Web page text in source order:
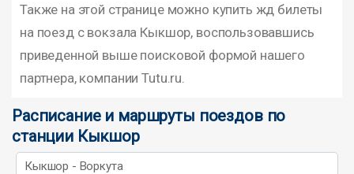
Также на этой странице можно купить жд билеты
на поезд с вокзала Кыкшор, воспользовавшись
приведенной выше поисковой формой нашего
партнера, компании Tutu.ru.
Расписание и маршруты поездов по
станции Кыкшор
Кыкшор - Воркута